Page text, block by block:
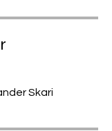
Skari